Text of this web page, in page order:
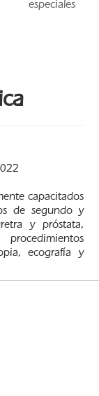
especiales
capacitados
de segundo y
y próstata,
ecografía y